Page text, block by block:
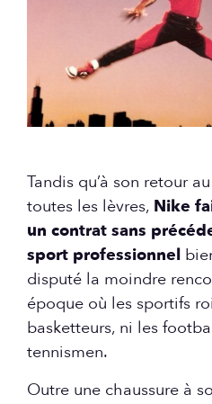
Tandis qu’à son retour
toutes les lèvres, Nike
un contrat sans
sport professionnel
disputé la moindre
époque où les sportifs
basketteurs, ni les
tennismen.
Outre une chaussure à